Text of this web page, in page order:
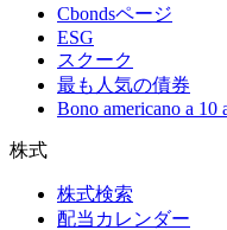
Cbondsページ
ESG
スクーク
最も人気の債券
Bono americano a 10
株式
株式検索
配当カレンダー